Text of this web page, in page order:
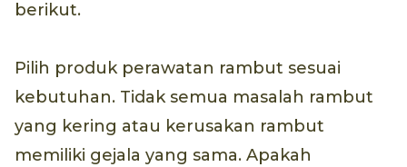
berikut.
Pilih produk perawatan rambut sesuai
kebutuhan. Tidak semua masalah rambut
yang kering atau kerusakan rambut
memiliki gejala yang sama. Apakah